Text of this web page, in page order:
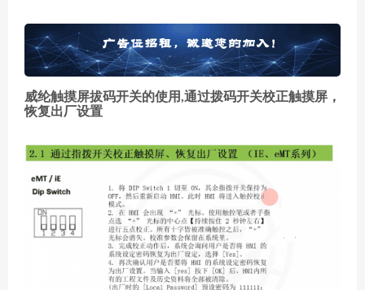
威纶触摸屏拔码开关的使用,通过拨码开关校正触摸屏，
恢复出厂设置